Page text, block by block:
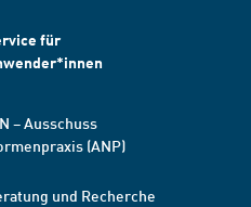
für
– Ausschuss
(ANP)
und Recherche